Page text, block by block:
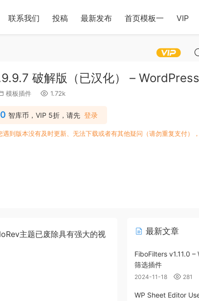
联系我们 投稿 最新发布 首页模板一 VIP
破解版（已汉化） –
模板插件 1.72k
智库币，VIP 5折，请先 登录
遇到版本没有及时更新、无法下载或者有其他疑问（请勿重复支付）
主题已废除具有强大的视
最新文章
FiboFilters v1.11.0
筛选插件
2024-11-18 281
WP Sheet Editor